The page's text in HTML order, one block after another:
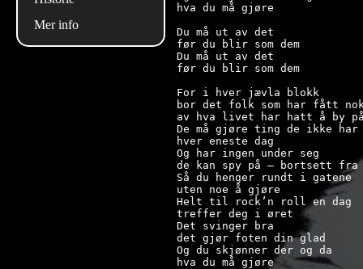
Mer info
hva du må gjøre
Du må ut av det
før du blir som dem
Du må ut av det
før du blir som dem
For i hver jævla blokk
bor det folk som har fått
av hva livet har hatt å by
De må gjøre ting de ikke
hver eneste dag
Og har ingen under seg
de kan spy på – bortsett fra
Så du henger rundt i gatene
uten noe å gjøre
Helt til rock’n roll en dag
treffer deg i øret
Det svinger bra
det gjør foten din glad
Og du skjønner der og da
hva du må gjøre